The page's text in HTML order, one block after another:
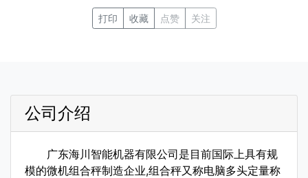
打印 收藏 点赞 关注
公司介绍
广东海川智能机器有限公司是目前国际上具有规
模的微机组合秤制造企业,组合秤又称电脑多头定量称